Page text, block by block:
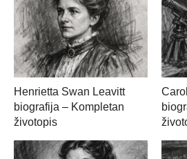
Henrietta Swan Leavitt
biografija – Kompletan
životopis